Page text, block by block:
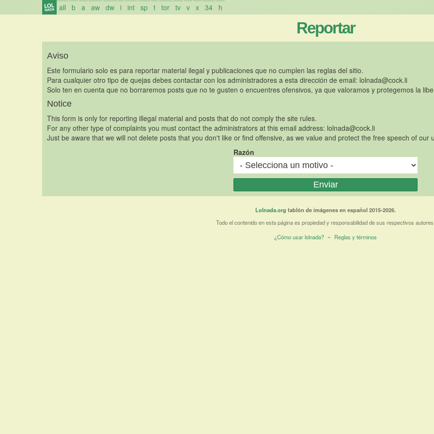
all b a aw dw i int sp t tor tv v x 34 h
Reportar
Aviso
Este formulario solo es para reportar material ilegal y publicaciones que no cumplen las reglas del sitio.
Para cualquier otro tipo de quejas debes contactar con los administradores a esta dirección de email: lolnada@cock.li
Solo ten en cuenta que no borraremos posts que no te gusten o encuentres ofensivos, ya que valoramos y protegemos la
Notice
This form is only for reporting illegal material and posts that do not comply the site rules.
For any other type of complaints you must contact the administrators at this email address: lolnada@cock.li
Just be aware that we will not delete posts that you don't like or find offensive, as we value and protect the free speech of our
Razón
Lolnada.org tablón de imágenes en español 2015-2026.
Todo el contenido en esta página es propiedad y responsabilidad de sus respectivos
¿Cómo usar lolnada? ~ Reglas y términos